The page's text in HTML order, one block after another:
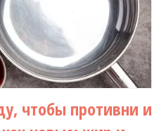
чтобы противни и